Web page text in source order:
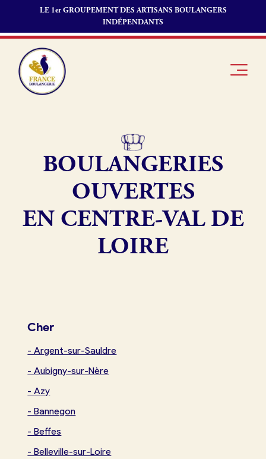
LE 1er GROUPEMENT DES ARTISANS BOULANGERS
INDÉPENDANTS
Je suis
Je découvre
Boulangerie
boulangerie
Offres
Fonds de
Actualités
Je suis
BOULANGERIES
OUVERTES
EN CENTRE-VAL DE
LOIRE
Cher
-Argent-sur-Sauldre
-Aubigny-sur-Nère
-Azy
-Bannegon
-Beffes
-Belleville-sur-Loire